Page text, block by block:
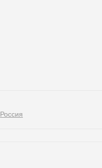
Россия